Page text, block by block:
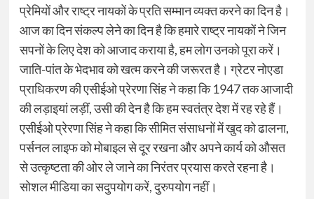
प्रेमियों और राष्ट्र नायकों के प्रति सम्मान व्यक्त करने का दिन है।
आज का दिन संकल्प लेने का दिन है कि हमारे राष्ट्र नायकों ने जिन
सपनों के लिए देश को आजाद कराया है, हम लोग उनको पूरा करें।
जाति-पांत के भेदभाव को खत्म करने की जरूरत है। ग्रेटर नोएडा
प्राधिकरण की एसीईओ प्रेरणा सिंह ने कहा कि 1947 तक आजादी
की लड़ाइयां लड़ीं, उसी की देन है कि हम स्वतंत्र देश में रह रहे हैं।
एसीईओ प्रेरणा सिंह ने कहा कि सीमित संसाधनों में खुद को ढालना,
पर्सनल लाइफ को मोबाइल से दूर रखना और अपने कार्य को औसत
से उत्कृष्टता की ओर ले जाने का निरंतर प्रयास करते रहना है।
सोशल मीडिया का सदुपयोग करें, दुरुपयोग नहीं।